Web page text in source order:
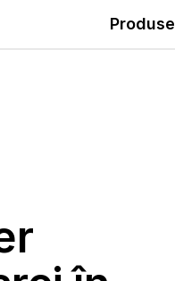
Produse